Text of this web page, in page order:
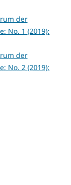
der
No. 1 (2019):
der
No. 2 (2019):